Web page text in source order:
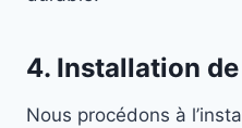
4. Installation de
Nous procédons à